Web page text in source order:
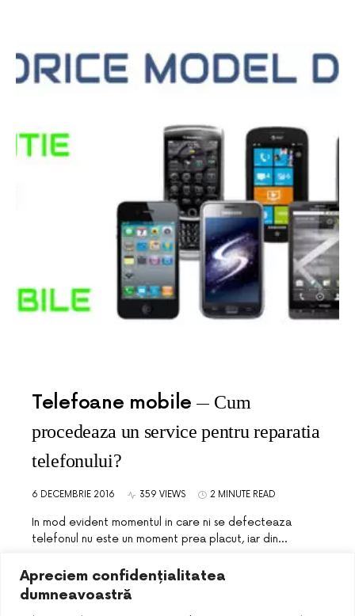
Apreciem confidențialitatea
dumneavoastră
Telefoane mobile
Cum
procedeaza un service pentru reparatia
telefonului?
6 DECEMBRIE 2016 359 VIEWS 2 MINUTE READ
In mod evident momentul in care ni se defecteaza
telefonul nu este un moment prea placut, iar din…